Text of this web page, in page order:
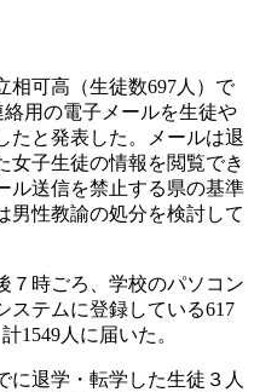
相可高（生徒数697人）で
用の電子メールを生徒や
たと発表した。メールは退
女子生徒の情報を閲覧でき
ル送信を禁止する県の基準
男性教諭の処分を検討して
７時ごろ、学校のパソコン
ステムに登録している617
1549人に届いた。
に退学・転学した生徒３人